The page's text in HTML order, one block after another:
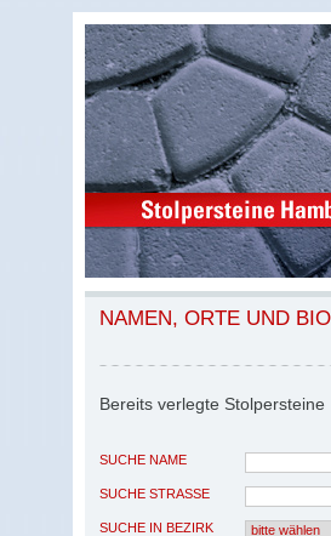
NAMEN, ORTE UND
Bereits verlegte Stolpersteine
SUCHE NAME
SUCHE STRASSE
SUCHE IN BEZIRK